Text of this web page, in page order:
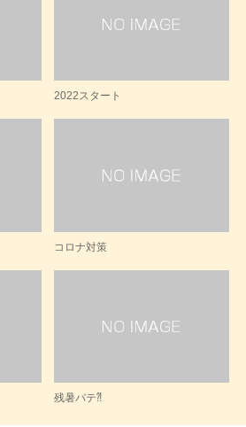
2022スタート
コロナ対策
残暑バテ⁈